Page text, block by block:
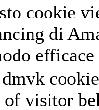
cookie
di
of visitor